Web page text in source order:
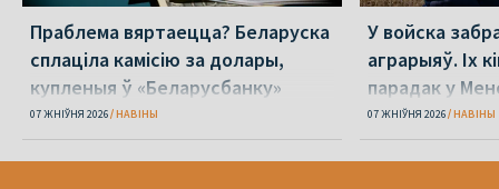
Праблема вяртаецца? Беларуска
сплаціла камісію за долары,
купленыя ў «Беларусбанку»
07 ЖНІЎНЯ 2026 НАВІНЫ
У войска
аграрыяў. Іх
парадак у
07 ЖНІЎНЯ 2026 НАВІНЫ